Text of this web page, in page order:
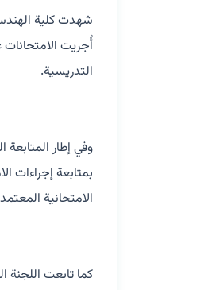
شهدت كلية
أُجريت
التدريسية.
وفي إطار المتابعة
بمتابعة إجراءات
الامتحانية
كما تابعت اللجنة